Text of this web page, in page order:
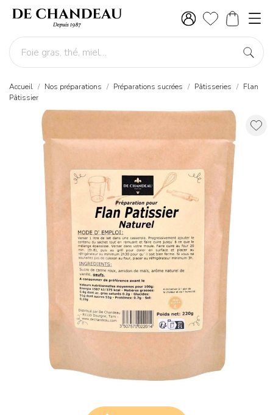
Accueil Nos préparations Préparations sucrées Pâtisseries
Flan
Pâtissier